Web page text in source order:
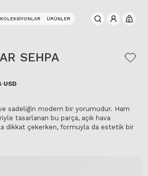
KOLEKSIYONLAR ÜRÜNLER 0
SEHPA
USD
ve sadeliğin modern bir yorumudur. Ham
tasarlanan bu parça, açık hava
dikkat çekerken, formuyla da estetik bir